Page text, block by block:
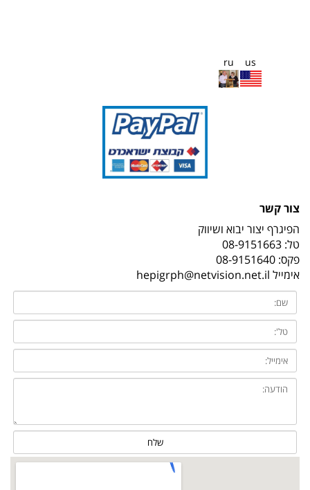
us
ru
צור קשר
הפיגרף יצור יבוא ושיווק
טל: 08-9151663
פקס: 08-9151640
אימייל hepigrph@netvision.net.il